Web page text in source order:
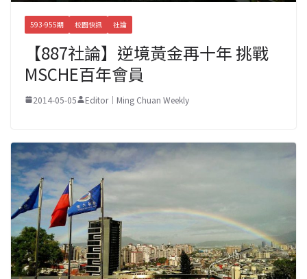
593-955期 校園快訊 社論
【887社論】逆境黃金再十年 挑戰
MSCHE百年會員
2014-05-05 Editor｜Ming Chuan Weekly